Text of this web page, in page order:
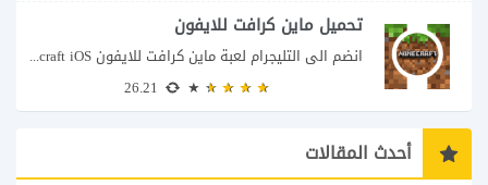
تحميل ماين كرافت للايفون
انضم الى التليجرام لعبة ماين كرافت للايفون Minecraft iOS تُعد لعبة Minecraft واحدة من...
أحدث المقالات